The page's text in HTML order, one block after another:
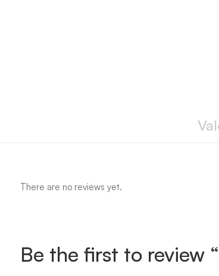
There are no reviews yet.
Be the first to review